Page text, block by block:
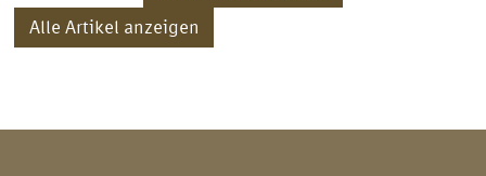
Alle Artikel anzeigen